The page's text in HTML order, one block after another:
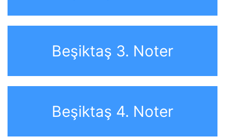
Beşiktaş 3. Noter
Beşiktaş 4. Noter